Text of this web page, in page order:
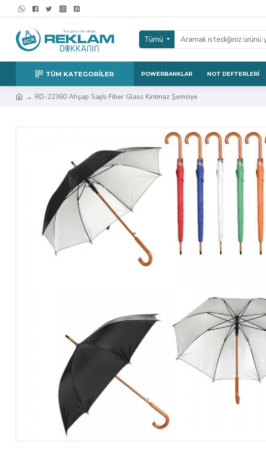
Tümü
TÜM KATEGORİLER POWERBANKLAR NOT DEFTERLERI
RD-22360 Ahşap Saplı Fiber Glass Kırılmaz Şemsiye